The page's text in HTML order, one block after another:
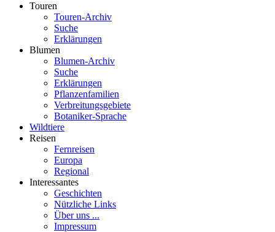
Touren
Touren-Archiv
Suche
Erklärungen
Blumen
Blumen-Archiv
Suche
Erklärungen
Pflanzenfamilien
Verbreitungsgebiete
Botaniker-Sprache
Wildtiere
Reisen
Fernreisen
Europa
Regional
Interessantes
Geschichten
Nützliche Links
Über uns ...
Impressum